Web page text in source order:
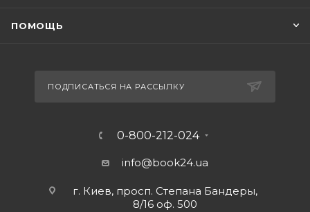
ПОМОЩЬ
ПОДПИСАТЬСЯ НА РАССЫЛКУ
0-800-212-024
info@book24.ua
г. Киев, просп. Степана Бандеры,
8/16 оф. 500